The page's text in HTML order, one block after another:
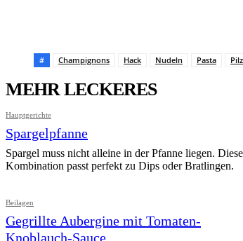
# Champignons Hack Nudeln Pasta
MEHR LECKERES
Hauptgerichte
Spargelpfanne
Spargel muss nicht alleine in der Pfanne liegen. Diese
Kombination passt perfekt zu Dips oder Bratlingen.
Beilagen
Gegrillte Aubergine mit Tomaten-
Knoblauch-Sauce